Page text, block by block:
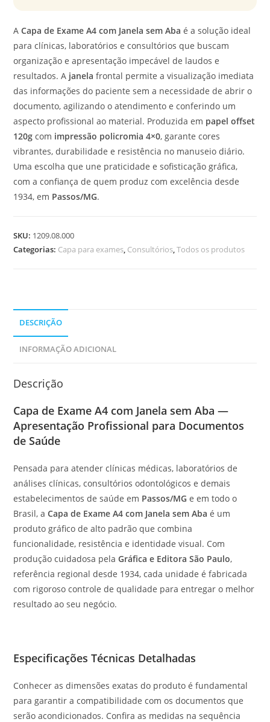
ACapa de Exame A4 com Janela sem Aba é a solução ideal
para clínicas, laboratórios e consultórios que buscam
organização e apresentação impecável de laudos e
resultados. A janela frontal permite a visualização imediata
das informações do paciente sem a necessidade de abrir o
documento, agilizando o atendimento e conferindo um
aspecto profissional ao material. Produzida em papel offset
120g com impressão policromia 4×0, garante cores
vibrantes, durabilidade e resistência no manuseio diário.
Uma escolha que une praticidade e sofisticação gráfica,
com a confiança de quem produz com excelência desde
1934, em Passos/MG.
SKU: 1209.08.000
Categorias: Capa para exames, Consultórios,Todos os produtos
DESCRIÇÃO
INFORMAÇÃO ADICIONAL
Descrição
Capa de Exame A4 com Janela sem Aba —
Apresentação Profissional para Documentos
de Saúde
Pensada para atender clínicas médicas, laboratórios de
análises clínicas, consultórios odontológicos e demais
estabelecimentos de saúde em Passos/MG e em todo o
Brasil, aCapa de Exame A4 com Janela sem Aba é um
produto gráfico de alto padrão que combina
funcionalidade, resistência e identidade visual. Com
produção cuidadosa pelaGráfica e Editora São Paulo,
referência regional desde 1934, cada unidade é fabricada
com rigoroso controle de qualidade para entregar o melhor
resultado ao seu negócio.
Especificações Técnicas Detalhadas
Conhecer as dimensões exatas do produto é fundamental
para garantir a compatibilidade com os documentos que
serão acondicionados. Confira as medidas na sequência